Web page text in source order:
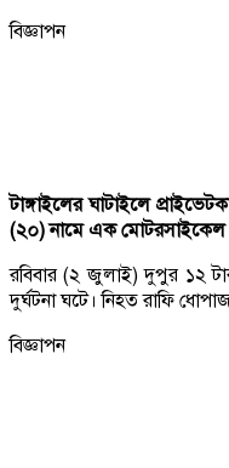
বিজ্ঞাপন
টাঙ্গাইলের ঘাটাইলে
(২০) নামে এক মোটরসাইকেল
রবিবার (২ জুলাই) দুপুর ১২
দুর্ঘটনা ঘটে। নিহত রাফি
বিজ্ঞাপন